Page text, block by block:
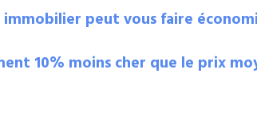
peut vous faire
10% moins cher que le prix